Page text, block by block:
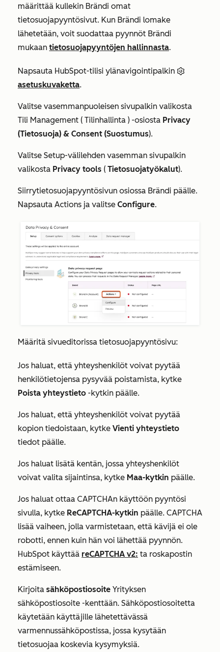
määrittää kullekin Brändi omat
tietosuojapyyntösivut. Kun Brändi lomake
lähetetään, voit suodattaa pyynnöt Brändi
mukaan tietosuojapyyntöjen hallinnasta.
Napsauta HubSpot-tilisi ylänavigointipalkin
asetuskuvaketta.
Valitse vasemmanpuoleisen sivupalkin valikosta
Tili Management ( Tilinhallinta ) -osiosta Privacy
(Tietosuoja) & Consent (Suostumus).
Valitse Setup-välilehden vasemman sivupalkin
valikosta Privacy tools ( Tietosuojatyökalut).
Siirrytietosuojapyyntösivun osiossa Brändi päälle.
Napsauta Actions ja valitse Configure.
Määritä sivueditorissa tietosuojapyyntösivu:
Jos haluat, että yhteyshenkilöt voivat pyytää
henkilötietojensa pysyvää poistamista, kytke
Poista yhteystieto -kytkin päälle.
Jos haluat, että yhteyshenkilöt voivat pyytää
kopion tiedoistaan, kytke Vienti yhteystieto
tiedot päälle.
Jos haluat lisätä kentän, jossa yhteyshenkilöt
voivat valita sijaintinsa, kytke Maa-kytkin päälle.
Jos haluat ottaa CAPTCHAn käyttöön pyyntösi
sivulla, kytke ReCAPTCHA-kytkin päälle. CAPTCHA
lisää vaiheen, jolla varmistetaan, että kävijä ei ole
robotti, ennen kuin hän voi lähettää pyynnön.
HubSpot käyttää reCAPTCHA v2: ta roskapostin
estämiseen.
Kirjoita sähköpostiosoite Yrityksen
sähköpostiosoite -kenttään. Sähköpostiosoitetta
käytetään käyttäjille lähetettävässä
varmennussähköpostissa, jossa kysytään
tietosuojaa koskevia kysymyksiä.